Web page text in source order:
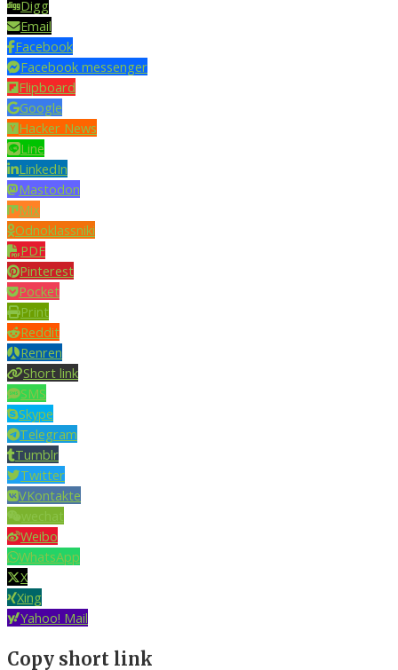
Digg
Email
Facebook
Facebook messenger
Flipboard
Google
Hacker News
Line
LinkedIn
Mastodon
Mix
Odnoklassniki
PDF
Pinterest
Pocket
Print
Reddit
Renren
Short link
SMS
Skype
Telegram
Tumblr
Twitter
VKontakte
wechat
Weibo
WhatsApp
X
Xing
Yahoo! Mail
Copy short link